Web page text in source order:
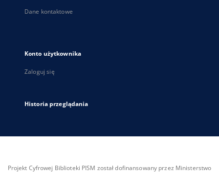
Dane kontaktowe
Konto użytkownika
Zaloguj się
Historia przeglądania
Projekt Cyfrowej Biblioteki PISM został dofinansowany przez Ministerstwo